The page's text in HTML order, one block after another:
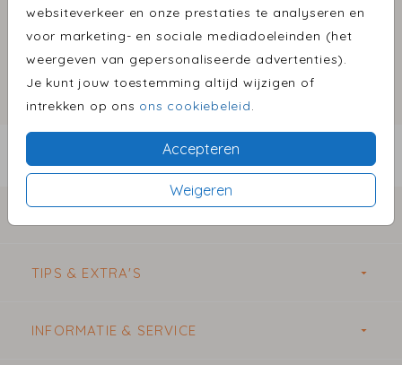
websiteverkeer en onze prestaties te analyseren en
voor marketing- en sociale mediadoeleinden (het
weergeven van gepersonaliseerde advertenties).
Je kunt jouw toestemming altijd wijzigen of
intrekken op ons ons cookiebeleid.
Accepteren
Weigeren
Omschrijving
goud 22 x 11
Prijs: € 0,69 per 1
BESTEL EEN PROEFDRUK VANAF €1,00
TIPS & EXTRA'S
INFORMATIE & SERVICE